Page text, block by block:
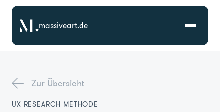
massiveart.de
Technologien
Zur Übersicht
UX RESEARCH METHODE